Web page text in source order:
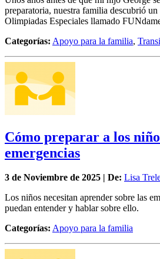
preparatoria, nuestra familia descubrió un
Olimpiadas Especiales llamado
Categorías: Apoyo para la familia,
Cómo preparar a los
emergencias
3 de Noviembre de 2025 | De: Lisa
Los niños necesitan aprender sobre las
puedan entender y hablar sobre ello.
Categorías: Apoyo para la familia